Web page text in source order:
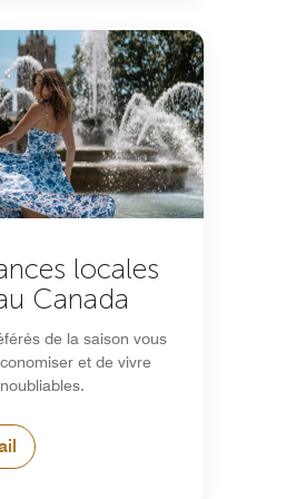
locales
Canada
de la saison vous
et de vivre